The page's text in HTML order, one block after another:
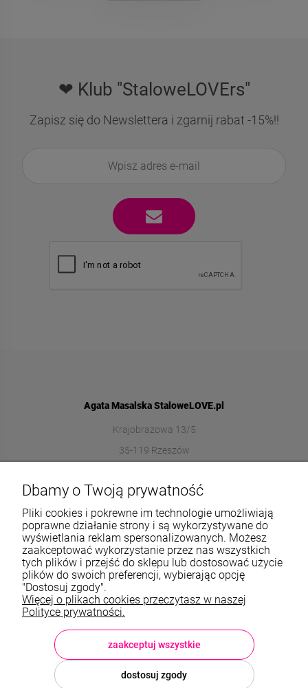
❤ Klub "StaloweLOVErs"
Zapisz się do Newslettera i zgarnij rabat -15%!!
Agata Masalska StaloweLOVE.pl
Krajobrazowa 13/5
35-119 Rzeszów
572989669
Informacje
O nas
TWOJE KONTO
Sklep: StaloweLOVE, Krajobrazowa 13/5, 35-119 Rzeszów, woj.
podkarpackie, NIP: 8133612433, tel.:572 989 669
sklep@stalowelove.com.pl
Dbamy o Twoją prywatność
Pliki cookies i pokrewne im technologie umożliwiają
poprawne działanie strony i są wykorzystywane do
wyświetlania reklam spersonalizowanych. Możesz
zaakceptować wykorzystanie przez nas wszystkich
tych plików i przejść do sklepu lub dostosować użycie
plików do swoich preferencji, wybierając opcję
"Dostosuj zgody".
Więcej o plikach cookies przeczytasz w naszej
Polityce prywatności.
dostosuj zgody
zaakceptuj wszystkie